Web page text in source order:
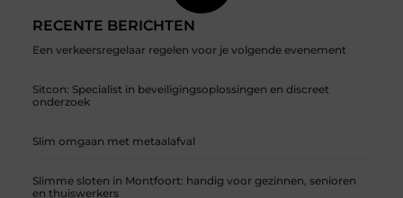
RECENTE BERICHTEN
Een verkeersregelaar regelen voor je volgende evenement
Sitcon: Specialist in beveiligingsoplossingen en discreet
onderzoek
Slim omgaan met metaalafval
Slimme sloten in Montfoort: handig voor gezinnen, senioren
en thuiswerkers